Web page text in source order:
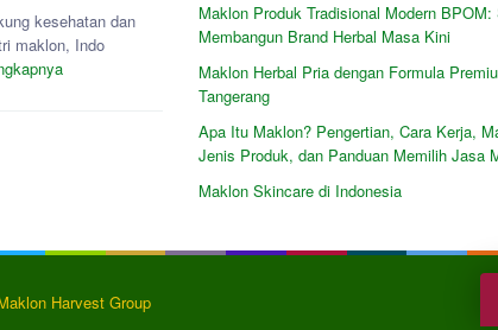
kesehatan dan
maklon, Indo
Maklon Produk Tradisional Modern BPOM:
Membangun Brand Herbal Masa Kini
Maklon Herbal Pria dengan Formula
Tangerang
Apa Itu Maklon? Pengertian, Cara Kerja,
Jenis Produk, dan Panduan Memilih Jasa
Maklon Skincare di Indonesia
Harvest Group